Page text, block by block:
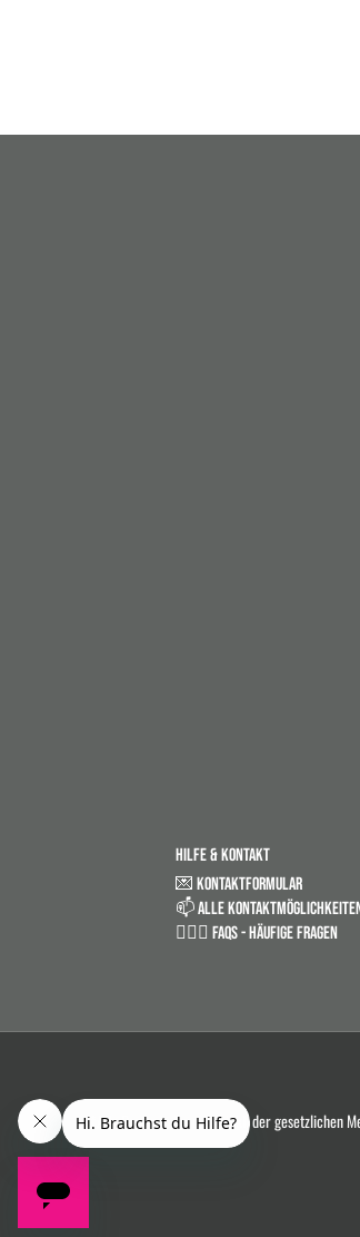
HILFE & KONTAKT
💌 KONTAKTFORMULAR
📫 ALLE
🤷🏼‍♂️ FAQS - HÄUFIGE FRAGEN
*Alle Preise in Euro und inkl. der gesetzlichen